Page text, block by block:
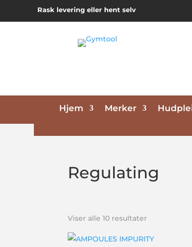
Rask levering eller hent selv
Hjem Merker
Regulating
Viser alle 10 resultater